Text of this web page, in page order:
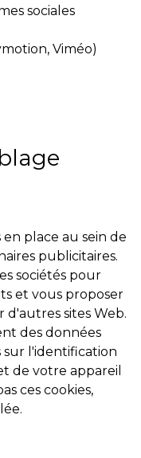
sociales
Viméo)
place au sein de
publicitaires.
sociétés pour
et vous proposer
sites Web.
des données
sur l'identification
de votre appareil
ces cookies,